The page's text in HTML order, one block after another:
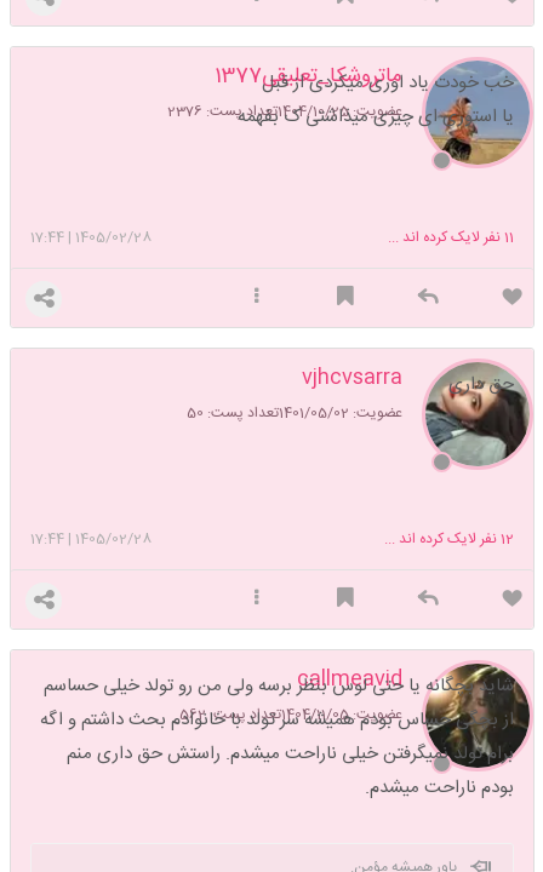
ماتروشکا_تعلیقی1377
عضویت: 1404/10/25 تعداد پست: 2376
خب خودت یاد اوری میکردی از قبل
یا استوری ای چیزی میذاشتی ک بفهمه
1405/02/28
|
17:44 11نفر لایک کرده اند ...
vjhcvsarra
عضویت: 1401/05/02 تعداد پست: 50
حق داری
1405/02/28
|
17:44 12نفر لایک کرده اند ...
callmeavid
عضویت: 1404/11/05 تعداد پست: 562
شاید بچگانه یا حتی لوس بنظر برسه ولی من رو تولد خیلی حساسم
از بچگی حساس بودم همیشه سر تولد با خانوادم بحث داشتم و اگه
برام تولد نمیگرفتن خیلی ناراحت میشدم. راستش حق داری منم
بودم ناراحت میشدم.
یاور همیشه مؤمن.